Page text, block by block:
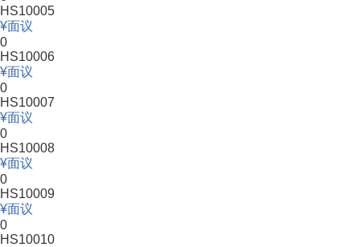
HS10005
面议
0
HS10006
面议
0
HS10007
面议
0
HS10008
面议
0
HS10009
面议
0
HS10010